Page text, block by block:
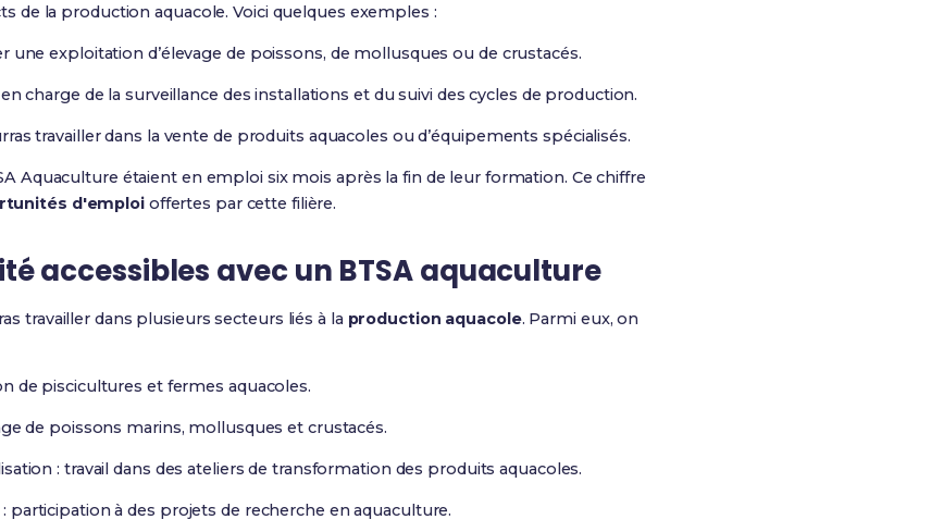
de la production aquacole. Voici quelques exemples :
une exploitation d’élevage de poissons, de mollusques ou de crustacés.
charge de la surveillance des installations et du suivi des cycles de production.
travailler dans la vente de produits aquacoles ou d’équipements spécialisés.
Aquaculture étaient en emploi six mois après la fin de leur formation. Ce chiffre
d'emploioffertes par cette filière.
accessibles avec un BTSA aquaculture
travailler dans plusieurs secteurs liés à la production aquacole. Parmi eux, on
de piscicultures et fermes aquacoles.
de poissons marins, mollusques et crustacés.
: travail dans des ateliers de transformation des produits aquacoles.
à des projets de recherche en aquaculture.